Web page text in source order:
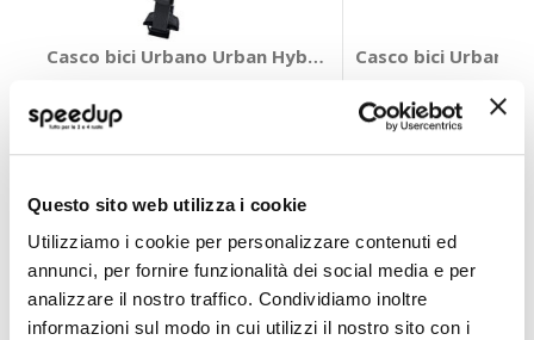
Questo sito web utilizza i cookie
Utilizziamo i cookie per personalizzare contenuti ed
annunci, per fornire funzionalità dei social media e per
analizzare il nostro traffico. Condividiamo inoltre
informazioni sul modo in cui utilizzi il nostro sito con i
Casco bici Urbano Urban Hyban 2.0 - ABUS
ABUS
Nero Tg M 52-56cm
49,50 €
Spedizione gratuita!
Casco bici Urbano
OXFORD